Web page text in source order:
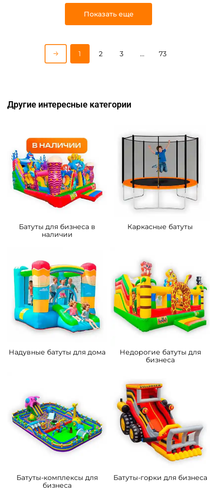
Показать еще
1 2 3 … 73
Другие интересные категории
Батуты для бизнеса в
наличии
Каркасные батуты
Надувные батуты для дома
Недорогие батуты для
бизнеса
Батуты-комплексы для
бизнеса
Батуты-горки для бизнеса